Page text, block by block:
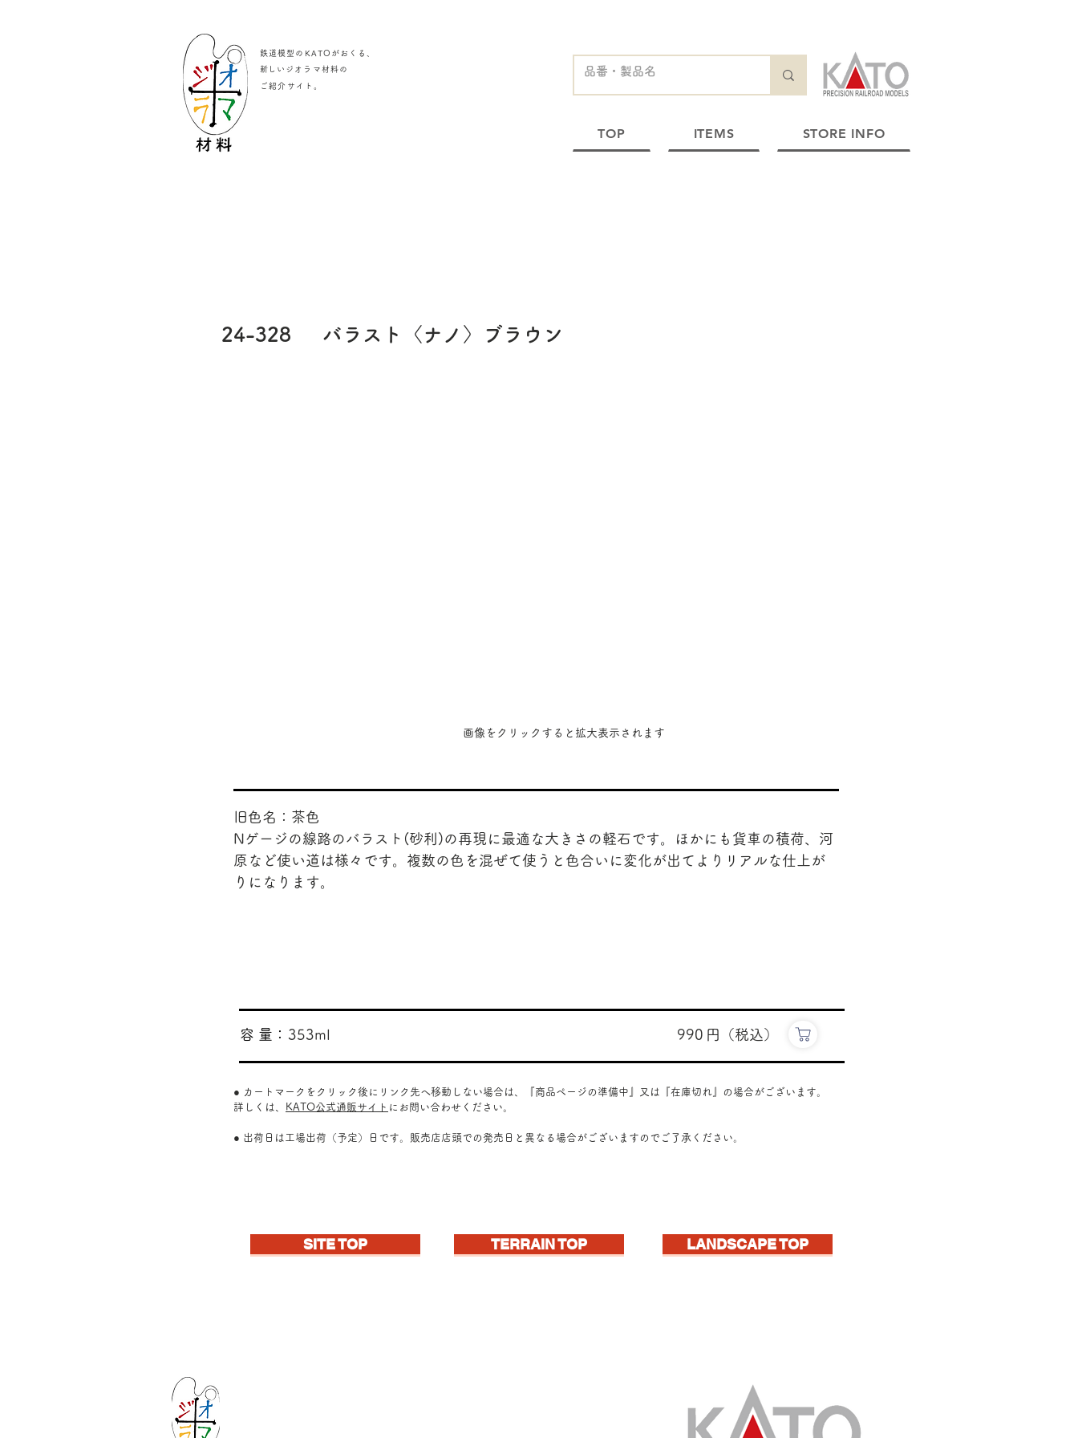
鉄道模型のKATOがおくる、
​新しいジオラマ材料の
ご紹介サイト
TOP ITEMS STORE INFO
24-328 バラスト〈ナノ〉ブラウン
​画像をクリックすると拡大表示されます
旧色名：茶色
Nゲージの線路のバラスト(砂利)の再現に最適な大きさの軽石です。ほかにも貨車の積荷、河
原など使い道は様々です。複数の色を混ぜて使うと色合いに変化が出てよりリアルな仕上が
りになります。
353ml
​容 量： 990 ​円（税込）
● カートマークをクリック後にリンク先へ移動しない場合は、『商品ページの準備中』又は『在庫切れ』の場合がございます。
詳しくは、
KATO公式通販サイト にお問い合わせください。
● 出荷日は工場出荷（予定）日です。販売店店頭での発売日と異なる場合がございますのでご了承ください。
SITE TOP TERRAIN TOP LANDSCAPE TOP